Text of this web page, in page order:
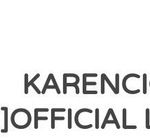
]OFFICIAL